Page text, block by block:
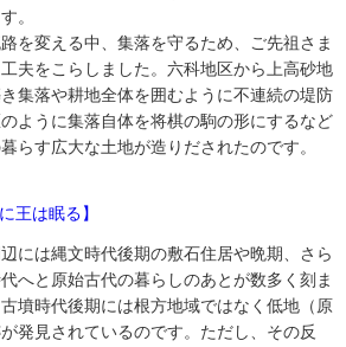
。
を変える中、集落を守るため、ご先祖さま
夫をこらしました。六科地区から上高砂地
集落や耕地全体を囲むように不連続の堤防
ように集落自体を将棋の駒の形にするなど
らす広大な土地が造りだされたのです。
王は眠る】
には縄文時代後期の敷石住居や晩期、さら
へと原始古代の暮らしのあとが数多く刻ま
墳時代後期には根方地域ではなく低地（原
発見されているのです。ただし、その反